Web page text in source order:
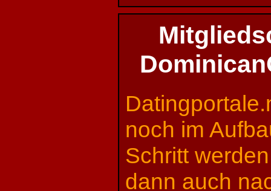
noch im
Schritt
dann auch